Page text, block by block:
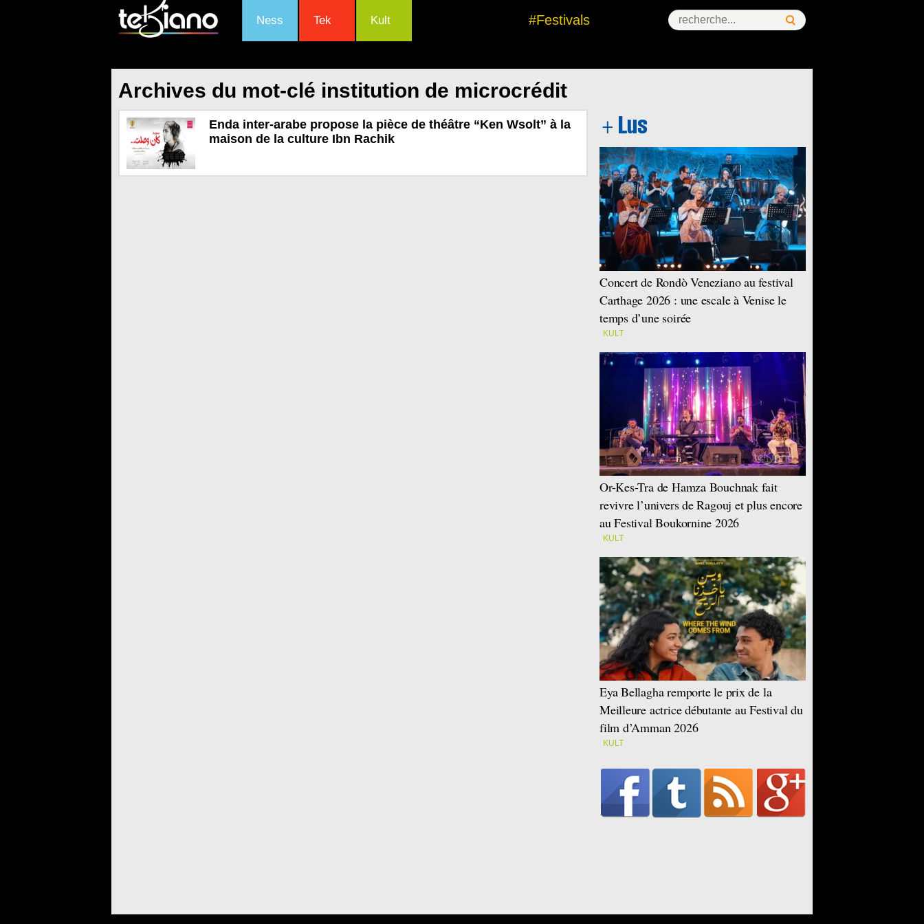
Ness Tek Kult #Festivals
Archives du mot-clé institution de microcrédit
Enda inter-arabe propose la pièce de théâtre “Ken Wsolt” à la
maison de la culture Ibn Rachik
Concert de Rondò Veneziano au festival
Carthage 2026 : une escale à Venise le
temps d’une soirée
KULT
Or-Kes-Tra de Hamza Bouchnak fait
revivre l’univers de Ragouj et plus encore
au Festival Boukornine 2026
KULT
Eya Bellagha remporte le prix de la
Meilleure actrice débutante au Festival du
film d’Amman 2026
KULT